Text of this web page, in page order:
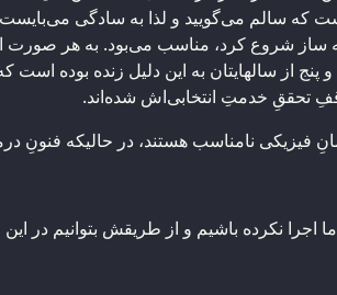
که سالم می‌گویید و لذا به سادگی
ساز شروع کرد، مناسب می‌بود. به هر
از سالهایتان به این دلیل زنده بوده است
تحققِ خدمتِ انتخابی‌اش شده‌اند‌.
فیزیکی نامناسب هستند، در حالیکه فنونِ
اجرا نکرده باشیم و از طریقش بتوانیم در